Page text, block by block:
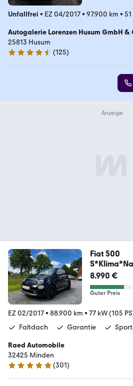
Unfallfrei • EZ 04/2017• 97.900 km • 51
Autogalerie Lorenzen Husum GmbH &
25813 Husum
4.3 Sterne
(125)
Fiat 500
*
8.990 €
Guter Preis
EZ 02/2017• 88.900 km • 77 kW (105
Faltdach
Garantie
Raed Automobile
32425 Minden
4.9 Sterne
(301)